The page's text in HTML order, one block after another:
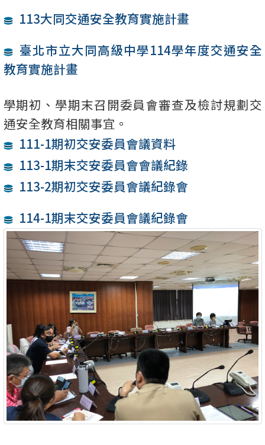
113大同交通安全教育實施計畫
臺北市立大同高級中學114學年度交通安全
教育實施計畫
學期初、學期末召開委員會審查及檢討規劃交
通安全教育相關事宜。
111-1期初交安委員會議資料
113-1期末交安委員會會議紀錄
113-2期初交安委員會議紀錄會
114-1期末交安委員會議紀錄會